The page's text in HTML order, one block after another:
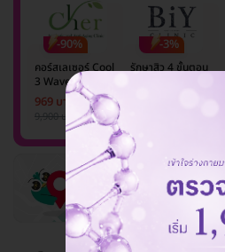
-90%
คอร์สเลเซอร์ Cool
3 Wavelength
Diode กำจัดขน
รักแร้ 1 ปี 12 ครั้ง
(1 สิทธิ์/ท่าน)
969 บาท
9,900 บาท
-3%
รักษาสิว 4 ขั้นตอน